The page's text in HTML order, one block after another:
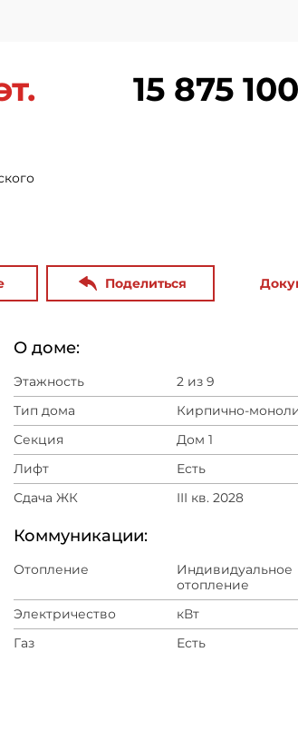
15 875
Поделиться
О доме:
Этажность
2 из 9
Тип дома
Кирпично-
Секция
Дом 1
Лифт
Есть
Сдача ЖК
III кв. 2028
Коммуникации:
Отопление
Индивидуальное
отопление
Электричество
кВт
Газ
Есть